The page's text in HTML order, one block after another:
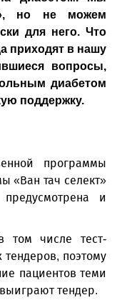
но не можем
для него. Что
приходят в нашу
вопросы,
диабетом
поддержку.
программы
«Ван тач селект»
и
том числе тест-
поэтому
пациентов теми
тендер.